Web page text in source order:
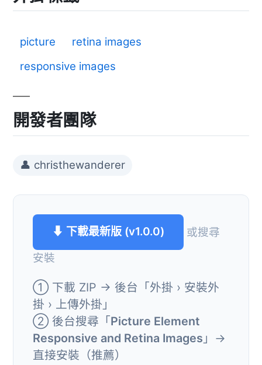
picture
retina images
responsive images
開發者團隊
👤 christhewanderer
⬇ 下載最新版 (v1.0.0)
或搜尋
安裝
① 下載 ZIP → 後台「外掛 › 安裝外
掛 › 上傳外掛」
② 後台搜尋「Picture Element
Responsive and Retina Images 」→
直接安裝（推薦）